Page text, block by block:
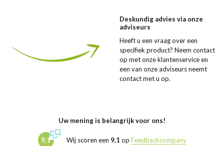
Deskundig advies via onze
adviseurs
Heeft u een vraag over een
specifiek product? Neem contact
op met onze klantenservice en
een van onze adviseurs neemt
contact met u op.
Uw mening is belangrijk voor ons!
9,1 Wij scoren een 9,1 op Feedbackcompany